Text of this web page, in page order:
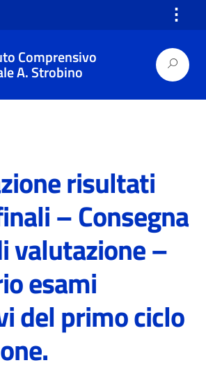
⋮
Comprensivo
A. Strobino
risultati
– Consegna
valutazione –
esami
del primo ciclo